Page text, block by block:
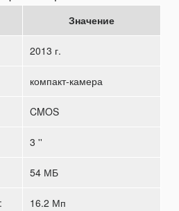
Значение
2013 г.
компакт-камера
CMOS
3 ''
54 МБ
16.2 Мп